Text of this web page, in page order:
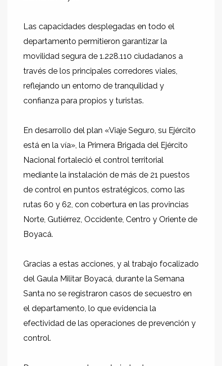
Las capacidades desplegadas en todo el
departamento permitieron garantizar la
movilidad segura de 1.228.110 ciudadanos a
través de los principales corredores viales,
reflejando un entorno de tranquilidad y
confianza para propios y turistas.
En desarrollo del plan «Viaje Seguro, su Ejército
está en la vía», la Primera Brigada del Ejército
Nacional fortaleció el control territorial
mediante la instalación de más de 21 puestos
de control en puntos estratégicos, como las
rutas 60 y 62, con cobertura en las provincias
Norte, Gutiérrez, Occidente, Centro y Oriente de
Boyacá.
Gracias a estas acciones, y al trabajo focalizado
del Gaula Militar Boyacá, durante la Semana
Santa no se registraron casos de secuestro en
el departamento, lo que evidencia la
efectividad de las operaciones de prevención y
control.